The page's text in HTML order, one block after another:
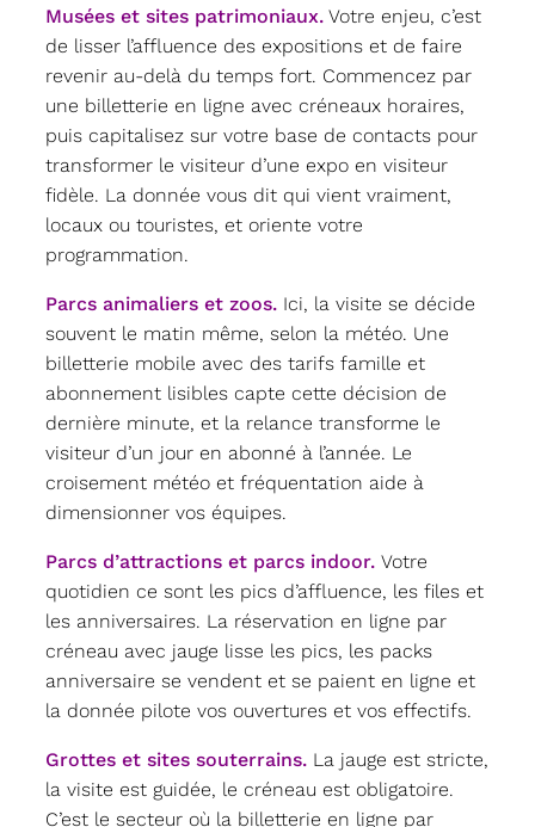
Musées et sites patrimoniaux. Votre enjeu, c’est
de lisser l’affluence des expositions et de faire
revenir au-delà du temps fort. Commencez par
une billetterie en ligne avec créneaux horaires,
puis capitalisez sur votre base de contacts pour
transformer le visiteur d’une expo en visiteur
fidèle. La donnée vous dit qui vient vraiment,
locaux ou touristes, et oriente votre
programmation.
Parcs animaliers et zoos. Ici, la visite se décide
souvent le matin même, selon la météo. Une
billetterie mobile avec des tarifs famille et
abonnement lisibles capte cette décision de
dernière minute, et la relance transforme le
visiteur d’un jour en abonné à l’année. Le
croisement météo et fréquentation aide à
dimensionner vos équipes.
Parcs d’attractions et parcs indoor. Votre
quotidien ce sont les pics d’affluence, les files et
les anniversaires. La réservation en ligne par
créneau avec jauge lisse les pics, les packs
anniversaire se vendent et se paient en ligne et
la donnée pilote vos ouvertures et vos effectifs.
Grottes et sites souterrains. La jauge est stricte,
la visite est guidée, le créneau est obligatoire.
C’est le secteur où la billetterie en ligne par